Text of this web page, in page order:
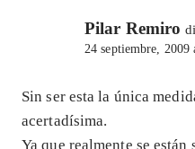
Pilar Remiro
24 septiembre, 2009
Sin ser esta la única
acertadísima.
Ya que realmente se